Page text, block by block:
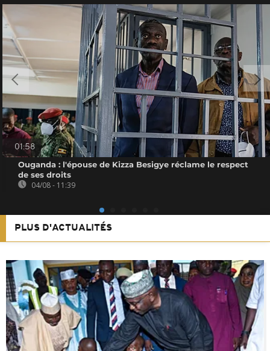
01:58
Ouganda : l'épouse de Kizza Besigye réclame le respect
de ses droits
04/08 - 11:39
PLUS D'ACTUALITÉS